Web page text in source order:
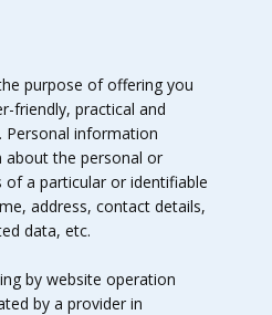
purpose of offering you
friendly, practical and
Personal information
about the personal or
a particular or identifiable
address, contact details,
data, etc.
by website operation
by a provider in